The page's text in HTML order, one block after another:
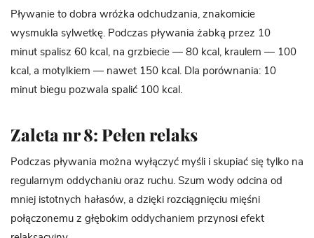
Pływanie to dobra wróżka odchudzania, znakomicie
wysmukla sylwetkę. Podczas pływania żabką przez 10
minut spalisz 60 kcal, na grzbiecie — 80 kcal, kraulem — 100
kcal, a motylkiem — nawet 150 kcal. Dla porównania: 10
minut biegu pozwala spalić 100 kcal.
Zaleta nr 8: Pełen relaks
Podczas pływania można wyłączyć myśli i skupiać się tylko na
regularnym oddychaniu oraz ruchu. Szum wody odcina od
mniej istotnych hałasów, a dzięki rozciągnięciu mięśni
połączonemu z głębokim oddychaniem przynosi efekt